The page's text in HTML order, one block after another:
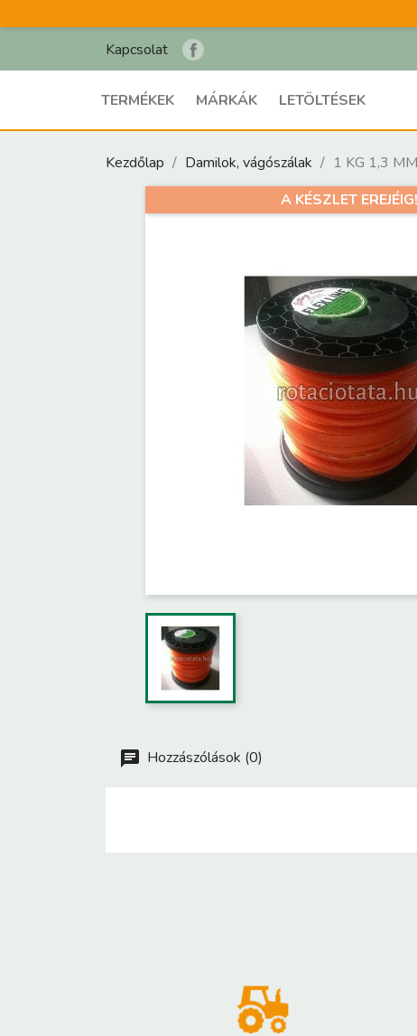
Kapcsolat
TERMÉKEK MÁRKÁK LETÖLTÉSEK
Kezdőlap Damilok, vágószálak
1 KG 1,3
A KÉSZLET EREJÉIG!
Hozzászólások (0)